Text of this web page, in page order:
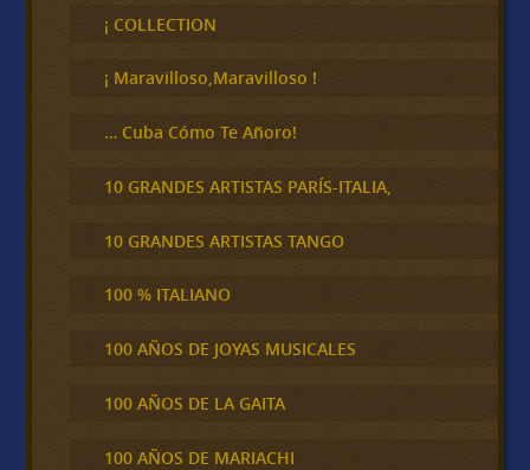
c
a
¡ COLLECTION
¡ Maravilloso,Maravilloso !
… Cuba Cómo Te Añoro!
10 GRANDES ARTISTAS PARÍS-ITALIA,
10 GRANDES ARTISTAS TANGO
100 % ITALIANO
100 AÑOS DE JOYAS MUSICALES
100 AÑOS DE LA GAITA
100 AÑOS DE MARIACHI